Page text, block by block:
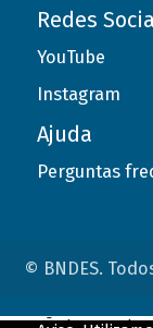
Redes
YouTube
Instagram
Ajuda
Perguntas
© BNDES.